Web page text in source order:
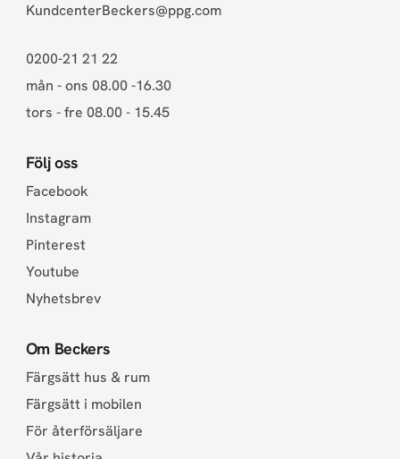
KundcenterBeckers@ppg.com
0200-21 21 22
mån - ons 08.00 -16.30
tors - fre 08.00 - 15.45
Följ oss
Facebook
Instagram
Pinterest
Youtube
Nyhetsbrev
Om Beckers
Färgsätt hus & rum
Färgsätt i mobilen
För återförsäljare